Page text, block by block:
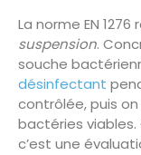
La norme EN
suspension.
souche
désinfectant
contrôlée, puis
bactéries
c’est une